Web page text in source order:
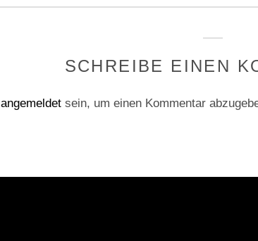
SCHREIBE EINEN
angemeldet sein, um einen Kommentar